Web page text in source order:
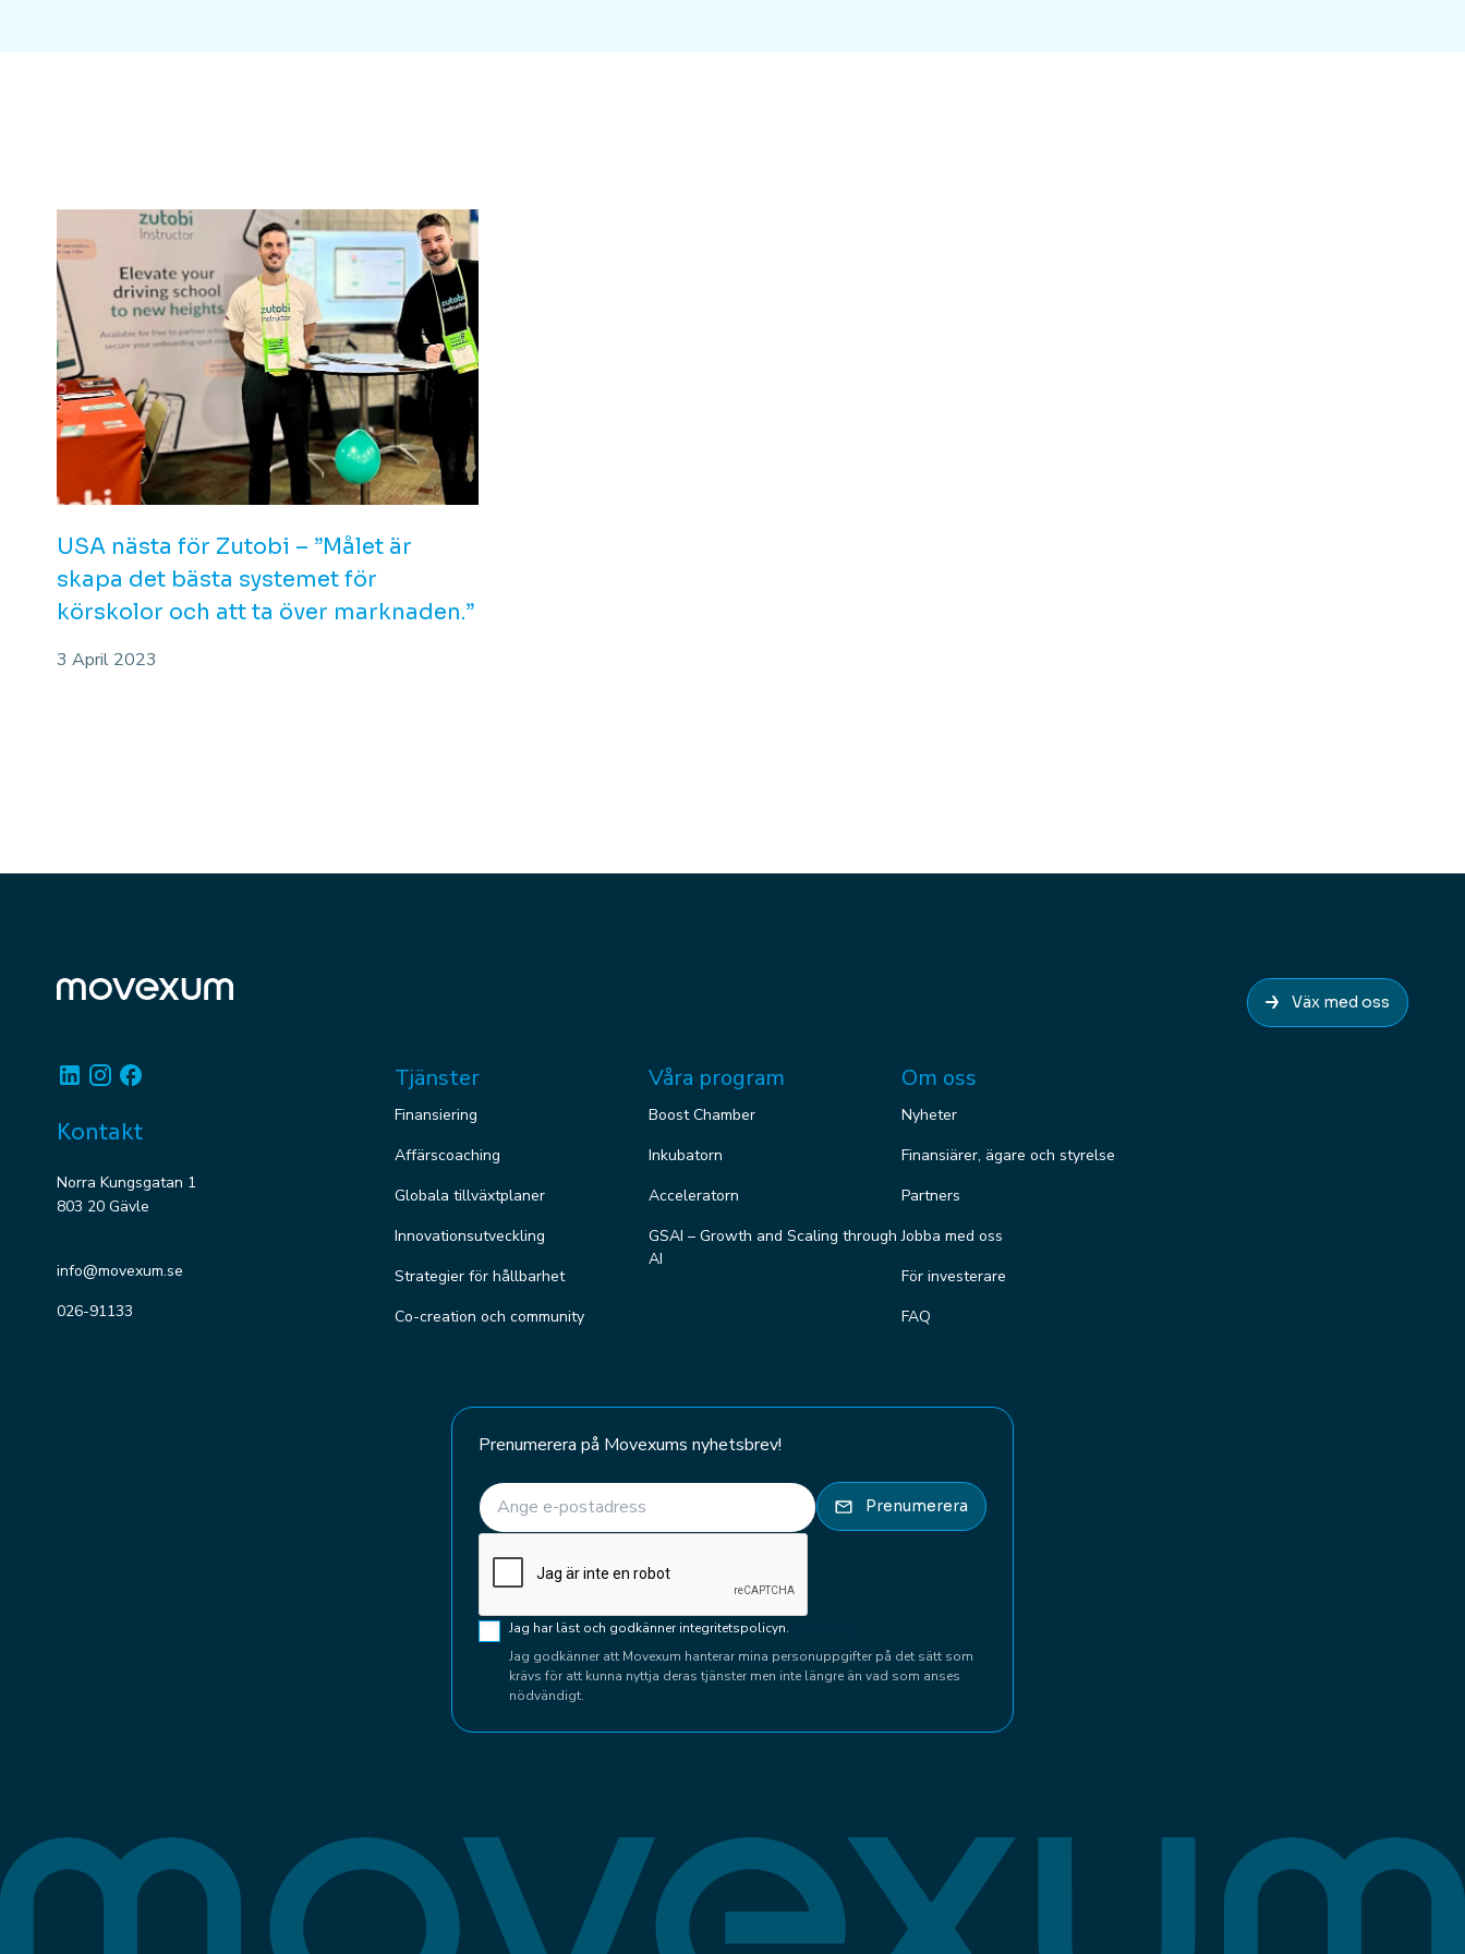
USA nästa för Zutobi – ”Målet är
skapa det bästa systemet för
körskolor och att ta över marknaden.”
3 April 2023
Väx med oss
LinkedinInstagram
Kontakt
Norra Kungsgatan 1
803 20 Gävle
info@movexum.se
026-91133
Tjänster
Finansiering
Affärscoaching
Globala tillväxtplaner
Innovationsutveckling
Strategier för hållbarhet
Co-creation och community
Våra program
Boost Chamber
Inkubatorn
Acceleratorn
GSAI – Growth and Scaling through
AI
Om oss
Nyheter
Finansiärer, ägare och styrelse
Partners
Jobba med oss
För investerare
FAQ
Prenumerera på Movexums nyhetsbrev!
E-post (Required) Prenumerera
Samtycke(Required)
Jag har läst och godkänner integritetspolicyn.
Jag godkänner att Movexum hanterar mina personuppgifter på det sätt som
krävs för att kunna nyttja deras tjänster men inte längre än vad som anses
nödvändigt.